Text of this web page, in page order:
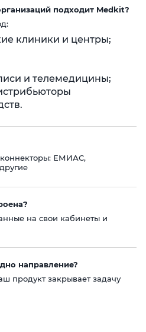
подходит Medkit?
клиники и центры;
и телемедицины;
коннекторы: ЕМИАС,
на свои кабинеты и
направление?
продукт закрывает задачу